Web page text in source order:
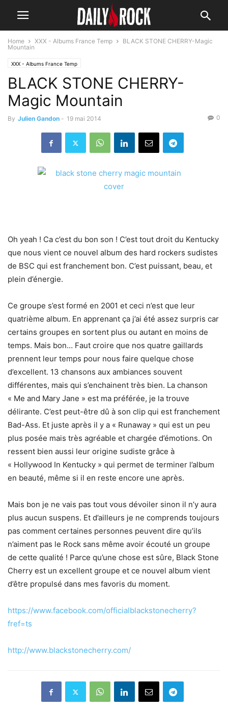
Home XXX - Albums France Temp
BLACK STONE CHERRY-Magic
Mountain
XXX - Albums France Temp
BLACK STONE CHERRY-
Magic Mountain
By Julien Gandon - 19 mai 2014 0
Oh yeah ! Ca c’est du bon son ! C’est tout droit du Kentucky
que nous vient ce nouvel album des hard rockers sudistes
de BSC qui est franchement bon. C’est puissant, beau, et
plein d’énergie.
Ce groupe s’est formé en 2001 et ceci n’est que leur
quatrième album. En apprenant ça j’ai été assez surpris car
certains groupes en sortent plus ou autant en moins de
temps. Mais bon… Faut croire que nos quatre gaillards
prennent leur temps pour nous faire quelque chose
d’excellent. 13 chansons aux ambiances souvent
différentes, mais qui s’enchainent très bien. La chanson
« Me and Mary Jane » est ma préférée, je la trouve
délirante. C’est peut-être dû à son clip qui est franchement
Bad-Ass. Et juste après il y a « Runaway » qui est un peu
plus posée mais très agréable et chargée d’émotions. On
ressent bien aussi leur origine sudiste grâce à
« Hollywood In Kentucky » qui permet de terminer l’album
en beauté, même si il en reste encore une après.
Mais bon je ne vais pas tout vous dévoiler sinon il n’y aura
plus aucun suspens. Et d’ailleurs je ne comprends toujours
pas comment certaines personnes peuvent dire qu’ils
n’aiment pas le Rock sans même avoir écouté un groupe
de cette qualité ! Parce qu’une chose est sûre, Black Stone
Cherry est un excellent groupe et ce nouvel album vient
d’être propulsé dans mes favoris du moment.
https://www.facebook.com/officialblackstonecherry?
fref=ts
http://www.blackstonecherry.com/